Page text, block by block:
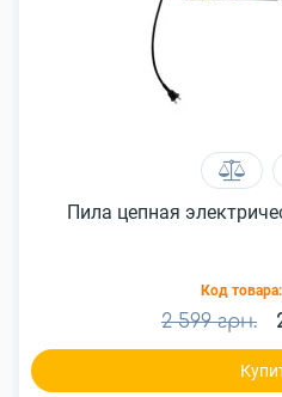
Пила цепная
Код товара:
2 599 грн.